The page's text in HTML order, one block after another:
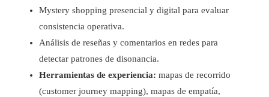
Mystery shopping presencial y digital para evaluar
consistencia operativa.
Análisis de reseñas y comentarios en redes para
detectar patrones de disonancia.
Herramientas de experiencia: mapas de recorrido
(customer journey mapping), mapas de empatía,